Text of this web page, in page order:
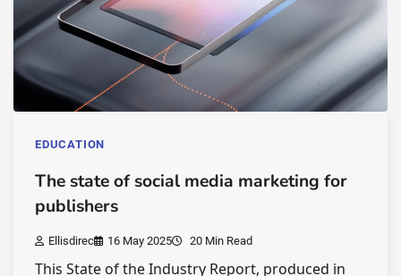
EDUCATION
The state of social media marketing for
publishers
Ellisdirec 16 May 2025 20 Min Read
This State of the Industry Report, produced in